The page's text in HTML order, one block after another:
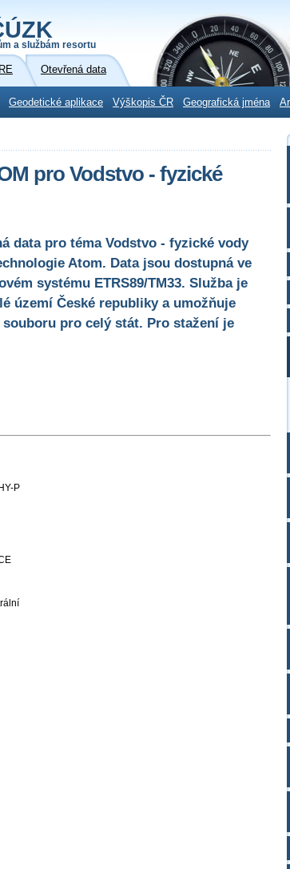
a službám resortu
Otevřená data
Geodetické aplikace Výškopis ČR Geografická jména
pro Vodstvo - fyzické
data pro téma Vodstvo - fyzické vody
Atom. Data jsou dostupná ve
systému ETRS89/TM33. Služba je
území České republiky a umožňuje
pro celý stát. Pro stažení je
P